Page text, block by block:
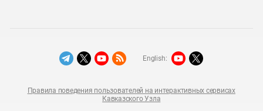
Правила поведения пользователей на интерактивных сервисах
Кавказского Узла
English: